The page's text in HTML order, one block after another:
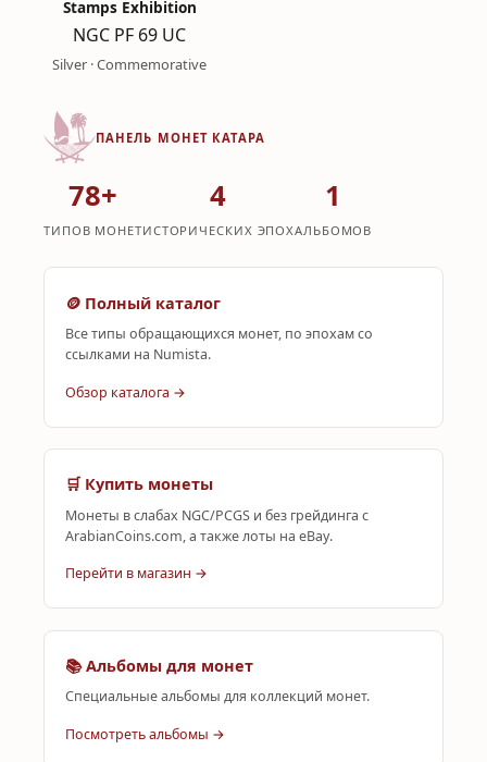
Stamps Exhibition
NGC PF 69 UC
Silver · Commemorative
ПАНЕЛЬ МОНЕТ КАТАРА
78+
ТИПОВ МОНЕТ
4
ИСТОРИЧЕСКИХ ЭПОХ
1
АЛЬБОМОВ
🪙 Полный каталог
Все типы обращающихся монет, по эпохам со
ссылками на Numista.
Обзор каталога →
🛒 Купить монеты
Монеты в слабах NGC/PCGS и без грейдинга с
ArabianCoins.com, а также лоты на eBay.
Перейти в магазин →
📚 Альбомы для монет
Специальные альбомы для коллекций монет.
Посмотреть альбомы →